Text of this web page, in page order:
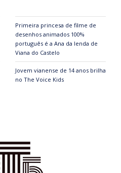
Primeira princesa de filme de
desenhos animados 100%
português é a Ana da lenda de
Viana do Castelo
Jovem vianense de 14 anos brilha
no The Voice Kids